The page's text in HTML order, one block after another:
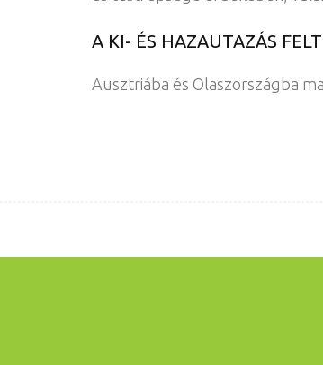
A KI- ÉS HAZAUTAZÁS
Ausztriába és Olaszországba